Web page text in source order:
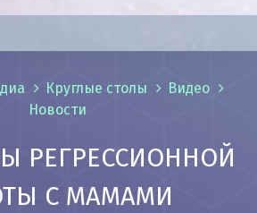
Круглые столы
Видео
Новости
РЕГРЕССИОННОЙ
С МАМАМИ